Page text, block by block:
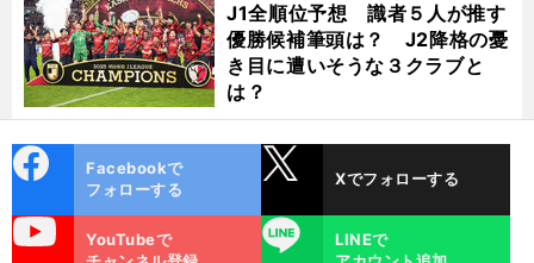
J1全順位予想 識者５人が推す
優勝候補筆頭は？ J2降格の憂
き目に遭いそうな３クラブと
は？
ok
Facebookで
フォローする
Xでフォローする
YouTubeで
LINE
LINEで